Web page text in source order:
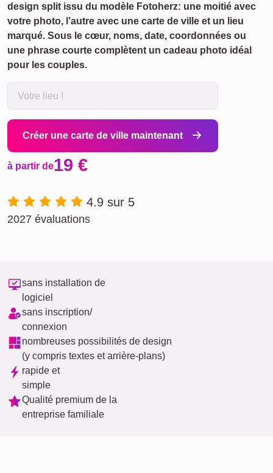
design split issu du modèle Fotoherz: une moitié avec
votre photo, l’autre avec une carte de ville et un lieu
marqué. Sous le cœur, noms, date, coordonnées ou
une phrase courte complètent un cadeau photo idéal
pour les couples.
Créer une carte de ville maintenant
à partir de19 €
4.9 sur 5
2027 évaluations
sans installation de
logiciel
sans inscription/
connexion
nombreuses possibilités de design
(y compris textes et arrière-plans)
rapide et
simple
Qualité premium de la
entreprise familiale